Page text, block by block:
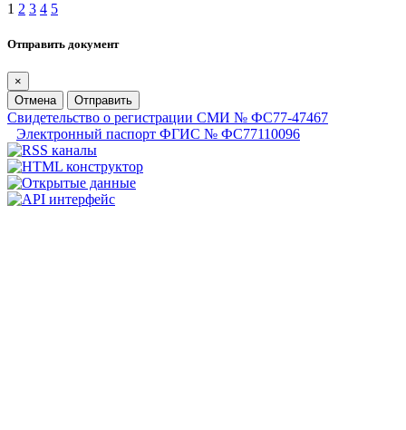
1 2 3 4 5
Отправить документ
×
Отмена
Отправить
Свидетельство о регистрации СМИ № ФС77-47467
Электронный паспорт ФГИС № ФС77110096